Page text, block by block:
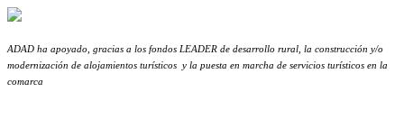
ADAD ha apoyado, gracias a los fondos LEADER de desarrollo rural, la construcción y/o
modernización de alojamientos turísticos y la puesta en marcha de servicios turísticos en la
comarca